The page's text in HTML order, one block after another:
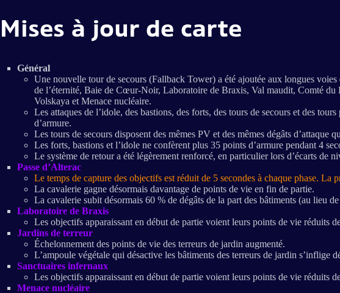
Mises à jour de carte
Général
Une nouvelle tour de secours (Fallback Tower) a été ajoutée aux longues
de l’éternité, Baie de Cœur-Noir, Laboratoire de Braxis, Val maudit, Comté du
Volskaya et Menace nucléaire.
Les attaques de l’idole, des bastions, des forts, des tours de secours et des
d’armure.
Les tours de secours disposent des mêmes PV et des mêmes dégâts d’attaque
Les forts, bastions et l’idole ne confèrent plus 35 points d’armure pendant 4
Le système de retour a été légèrement renforcé, en particulier lors d’écarts de
Passe d’Alterac
Le temps de capture des objectifs est réduit de 5 secondes à chaque phase. La
La cavalerie gagne désormais davantage de points de vie en fin de partie.
La cavalerie subit désormais 60 % de dégâts de la part des bâtiments (au lieu
Laboratoire de Braxis
Les objectifs apparaissant en début de partie voient leurs points de vie réduits
Jardins de terreur
Échelonnement des points de vie des terreurs de jardin augmenté.
L’ampoule végétale qui désactive les bâtiments des terreurs de jardin s’inflige
Sanctuaires infernaux
Les objectifs apparaissant en début de partie voient leurs points de vie réduits
Menace nucléaire